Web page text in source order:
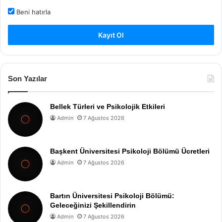
Beni hatırla
Kayıt Ol
Son Yazılar
Bellek Türleri ve Psikolojik Etkileri
Admin 7 Ağustos 2026
Başkent Üniversitesi Psikoloji Bölümü Ücretleri
Admin 7 Ağustos 2026
Bartın Üniversitesi Psikoloji Bölümü:
Geleceğinizi Şekillendirin
Admin 7 Ağustos 2026